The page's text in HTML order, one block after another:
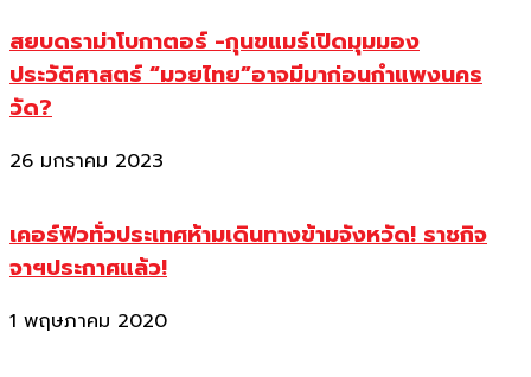
สยบดราม่าโบกาตอร์ -กุนขแมร์เปิดมุมมอง
ประวัติศาสตร์ “มวยไทย”อาจมีมาก่อนกำแพงนคร
วัด?
26 มกราคม 2023
เคอร์ฟิวทั่วประเทศห้ามเดินทางข้ามจังหวัด! ราชกิจ
จาฯประกาศแล้ว!
1 พฤษภาคม 2020